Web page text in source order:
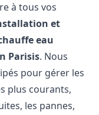
à tous vos
et
eau
Parisis. Nous
pour gérer les
plus courants,
les pannes,